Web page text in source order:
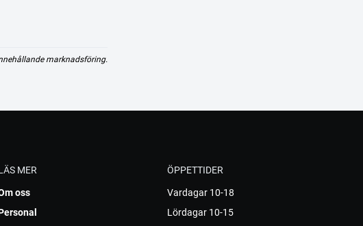
marknadsföring.
MER
oss
ÖPPETTIDER
Vardagar 10-18
Lördagar 10-15